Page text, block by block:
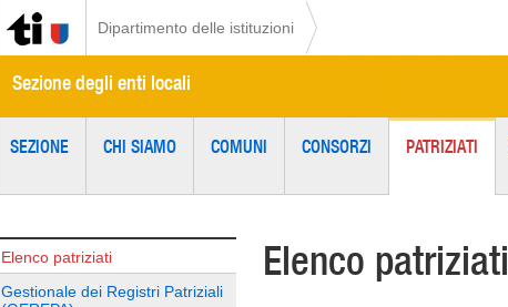
Dipartimento delle istituzioni
Sezione degli enti locali
SEZIONE CHI SIAMO COMUNI CONSORZI PATRIZIATI
Elenco patriziati
Gestionale dei Registri Patriziali
Elenco patriziati